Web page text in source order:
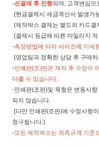
-선결제 후 진행되며, 고객변심으
(현금결제시 세금계산서 발생가
(제작박스 결제는 별도의 카드결
(결제시 등급에 따른 마일리지
-측정방법에 따라 사이즈에 미세
(영업팀과 정확한 상담 후 구매
-인쇄판(조판)은 제작 후 수정이
다를 수 있습니다.
-인쇄판(조판)및 목형은 변동사
되지 않습니다.
(다만 인쇄판(조판)에 수정사항
청구됩니다.)
-모든 제작박스는 외측규격 기준